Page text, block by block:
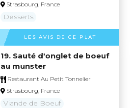
Strasbourg, France
Desserts
LES AVIS DE CE PLAT
19. Sauté d'onglet de boeuf
au munster
Restaurant Au Petit Tonnelier
Strasbourg, France
Viande de Boeuf